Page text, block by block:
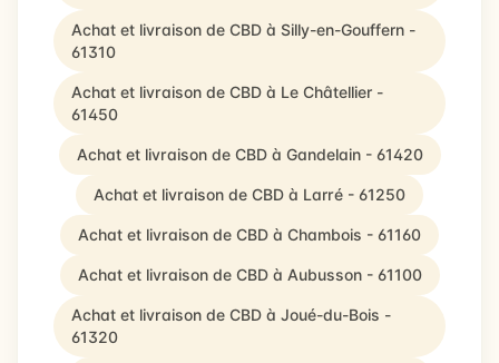
Achat et livraison de CBD à Silly-en-Gouffern -
61310
Achat et livraison de CBD à Le Châtellier -
61450
Achat et livraison de CBD à Gandelain - 61420
Achat et livraison de CBD à Larré - 61250
Achat et livraison de CBD à Chambois - 61160
Achat et livraison de CBD à Aubusson - 61100
Achat et livraison de CBD à Joué-du-Bois -
61320